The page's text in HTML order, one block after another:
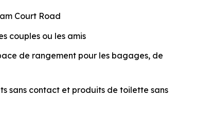
Court Road
couples ou les amis
de rangement pour les bagages, de
sans contact et produits de toilette sans